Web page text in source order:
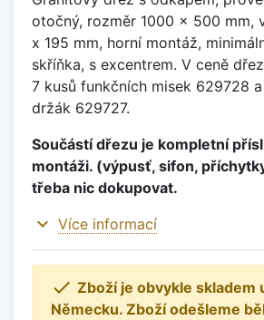
otočný, rozměr 1000 x 500 mm,
x 195 mm, horní montáž,
skříňka, s excentrem. V ceně
7 kusů funkčních misek 629728
držák 629727.
Součástí dřezu je kompletní
montáži. (výpusť, sifon,
třeba nic dokupovat.
expand_more Více informací
 Zboží je obvykle skladem
Německu. Zboží odešleme